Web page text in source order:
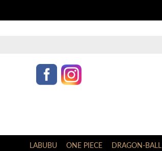
LABUBU ONE PIECE DRAGON-BALL